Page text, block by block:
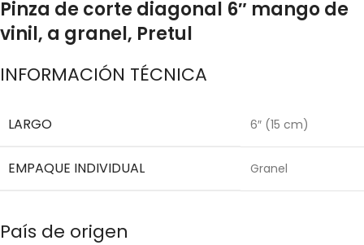
Pinza de corte diagonal 6″ mango de
vinil, a granel, Pretul
INFORMACIÓN TÉCNICA
LARGO 6″ (15 cm)
EMPAQUE INDIVIDUAL Granel
País de origen